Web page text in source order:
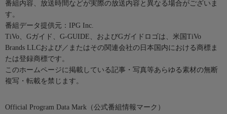
番組内容、放送時間などが実際の放送内容と異なる場合がございま
す。
番組データ提供元：IPG Inc.
TiVo、Gガイド、G-GUIDE、およびGガイドロゴは、米国TiVo
Brands LLCおよび／またはその関連会社の日本国内における商標ま
たは登録商標です。
このホームページに掲載している記事・写真等あらゆる素材の無断
複写・転載を禁じます。
Official Program Data Mark（公式番組情報マーク）